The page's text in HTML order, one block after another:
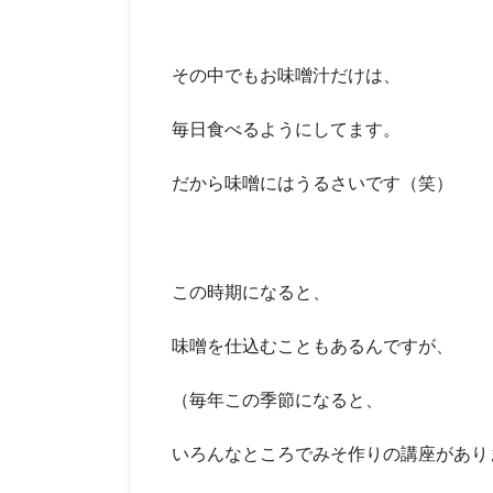
その中でもお味噌汁だけは、
毎日食べるようにしてます。
だから味噌にはうるさいです（笑）
この時期になると、
味噌を仕込むこともあるんですが、
（毎年この季節になると、
いろんなところでみそ作りの講座があ